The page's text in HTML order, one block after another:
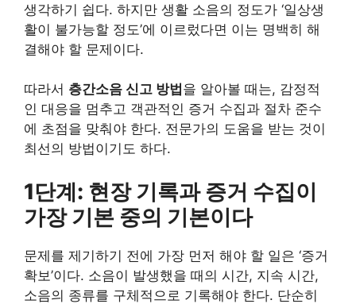
생각하기 쉽다. 하지만 생활 소음의 정도가 ‘일상생
활이 불가능할 정도’에 이르렀다면 이는 명백히 해
결해야 할 문제이다.
따라서 층간소음 신고 방법 을 알아볼 때는, 감정적
인 대응을 멈추고 객관적인 증거 수집과 절차 준수
에 초점을 맞춰야 한다. 전문가의 도움을 받는 것이
최선의 방법이기도 하다.
1단계: 현장 기록과 증거 수집이
가장 기본 중의 기본이다
문제를 제기하기 전에 가장 먼저 해야 할 일은 ‘증거
확보’이다. 소음이 발생했을 때의 시간, 지속 시간,
소음의 종류를 구체적으로 기록해야 한다. 단순히